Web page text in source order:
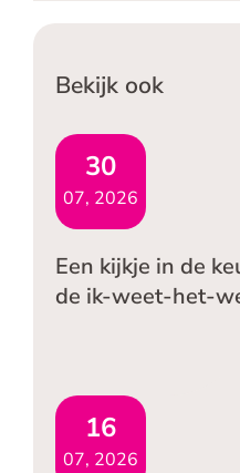
Bekijk ook
30
07, 2026
Een kijkje in de
de ik-weet-het-
16
07, 2026